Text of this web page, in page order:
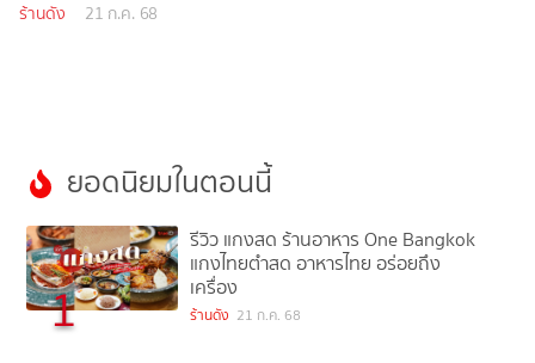
ร้านดัง 21 ก.ค. 68
ยอดนิยมในตอนนี้
1
รีวิว แกงสด ร้านอาหาร One Bangkok
แกงไทยตำสด อาหารไทย อร่อยถึง
เครื่อง
ร้านดัง 21 ก.ค. 68